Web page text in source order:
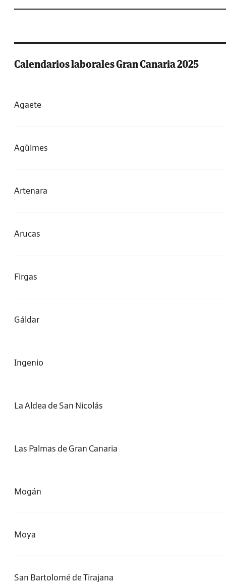
Calendarios laborales Gran Canaria 2025
Agaete
Agüimes
Artenara
Arucas
Firgas
Gáldar
Ingenio
La Aldea de San Nicolás
Las Palmas de Gran Canaria
Mogán
Moya
San Bartolomé de Tirajana